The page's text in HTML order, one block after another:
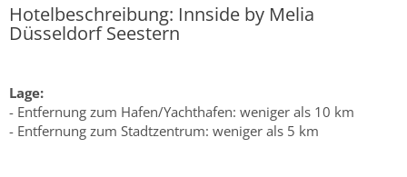
Hotelbeschreibung: Innside by Melia
Düsseldorf Seestern
Lage:
- Entfernung zum Hafen/Yachthafen: weniger als 10 km
- Entfernung zum Stadtzentrum: weniger als 5 km